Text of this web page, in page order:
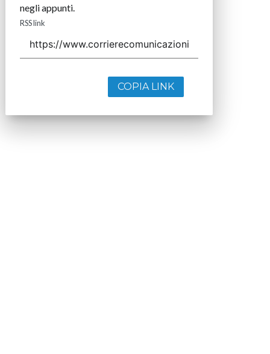
negli appunti.
RSS link
COPIA LINK